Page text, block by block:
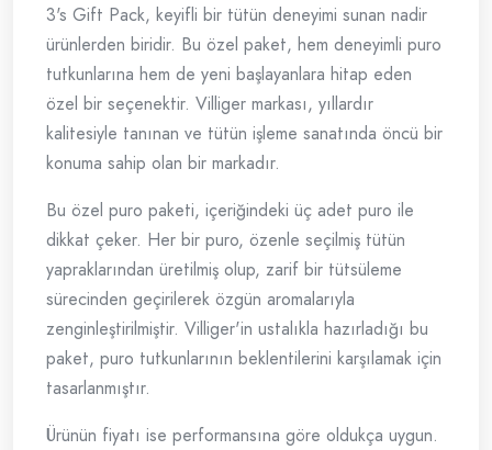
3's Gift Pack, keyifli bir tütün deneyimi sunan nadir
ürünlerden biridir. Bu özel paket, hem deneyimli puro
tutkunlarına hem de yeni başlayanlara hitap eden
özel bir seçenektir. Villiger markası, yıllardır
kalitesiyle tanınan ve tütün işleme sanatında öncü bir
konuma sahip olan bir markadır.
Bu özel puro paketi, içeriğindeki üç adet puro ile
dikkat çeker. Her bir puro, özenle seçilmiş tütün
yapraklarından üretilmiş olup, zarif bir tütsüleme
sürecinden geçirilerek özgün aromalarıyla
zenginleştirilmiştir. Villiger'in ustalıkla hazırladığı bu
paket, puro tutkunlarının beklentilerini karşılamak için
tasarlanmıştır.
Ürünün fiyatı ise performansına göre oldukça uygun.